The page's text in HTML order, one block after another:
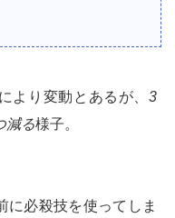
より変動とあるが、 3
減る様子。
に必殺技を使ってしま